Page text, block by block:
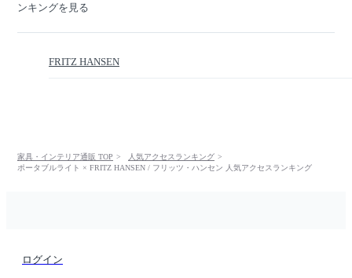
ンキングを見る
FRITZ HANSEN
家具・インテリア通販 TOP
人気アクセスランキング
ポータブルライト × FRITZ HANSEN / フリッツ・ハンセン 人気アクセスランキング
ログイン